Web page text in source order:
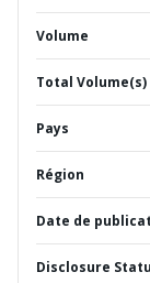
Volume
Total Volume(s)
Pays
Région
Date de
Disclosure